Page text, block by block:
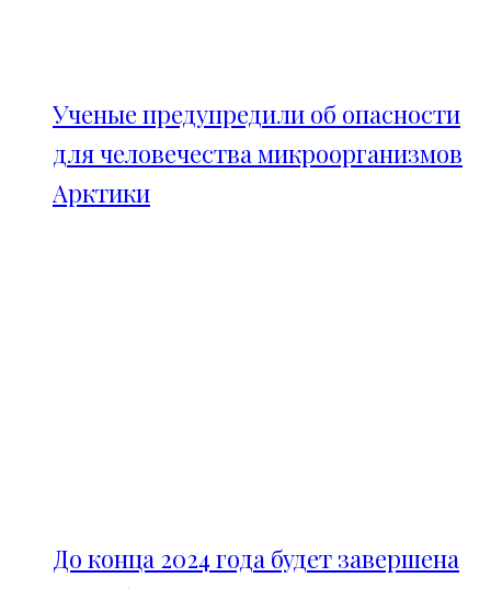
Ученые предупредили об опасности
для человечества микроорганизмов
Арктики
До конца 2024 года будет завершена